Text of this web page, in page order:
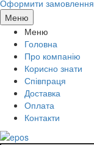
Оформити замовлення
Меню
Меню
Головна
Про компанію
Корисно знати
Співпраця
Доставка
Оплата
Контакти